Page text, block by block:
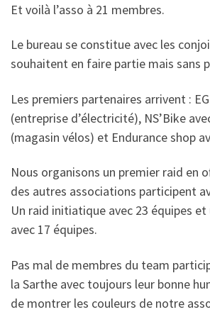
Et voilà l’asso à 21 membres.
Le bureau se constitue avec les
souhaitent en faire partie mais sans
Les premiers partenaires arrivent :
(entreprise d’électricité), NS’Bike
(magasin vélos) et Endurance shop
Nous organisons un premier raid en
des autres associations participent
Un raid initiatique avec 23 équipes
avec 17 équipes.
Pas mal de membres du team
la Sarthe avec toujours leur bonne
de montrer les couleurs de notre